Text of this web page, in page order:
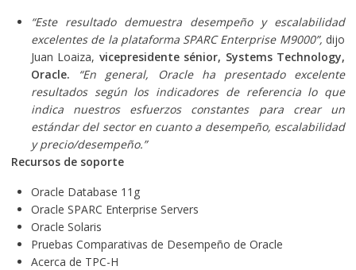
“Este resultado demuestra desempeño y escalabilidad
excelentes de la plataforma SPARC Enterprise M9000”, dijo
Juan Loaiza, vicepresidente sénior, Systems Technology,
Oracle.
“En general, Oracle ha presentado excelente
resultados según los indicadores de referencia lo que
indica nuestros esfuerzos constantes para crear un
estándar del sector en cuanto a desempeño, escalabilidad
y precio/desempeño.”
Recursos de soporte
Oracle Database 11g
Oracle SPARC Enterprise Servers
Oracle Solaris
Pruebas Comparativas de Desempeño de Oracle
Acerca de TPC-H